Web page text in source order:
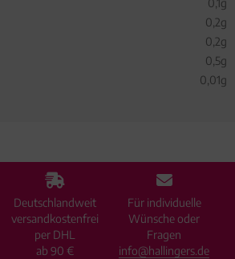
0,1g
0,2g
0,2g
0,5g
0,01g
Deutschlandweit
versandkostenfrei
per DHL
ab 90 €
Für individuelle
Wünsche oder
Fragen
info@hallingers.de